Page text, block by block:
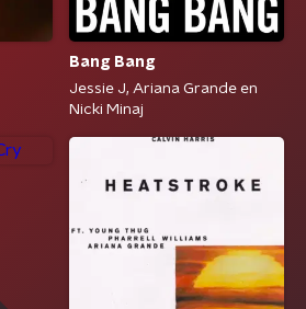
Bang Bang
Jessie J, Ariana Grande en
Nicki Minaj